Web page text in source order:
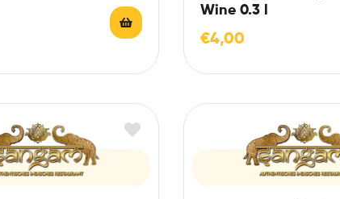
Wine 0.3 l
€4,00